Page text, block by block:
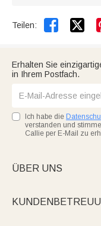
Teilen: 
Erhalten Sie
in Ihrem Postfach.
Ich habe die
verstanden und
Callie per E-Mail zu
ÜBER UNS